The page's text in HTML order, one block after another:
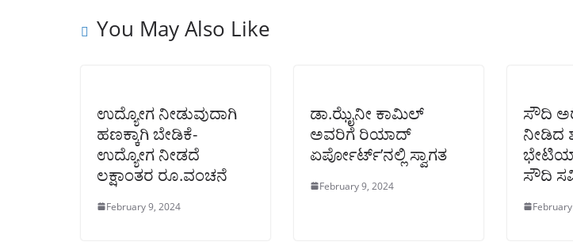
You May Also Like
ಉದ್ಯೋಗ ನೀಡುವುದಾಗಿ
ಹಣಕ್ಕಾಗಿ ಬೇಡಿಕೆ-
ಉದ್ಯೋಗ ನೀಡದೆ
ಲಕ್ಷಾಂತರ ರೂ.ವಂಚನೆ
February 9, 2024
ಡಾ.ಝೈನೀ ಕಾಮಿಲ್
ಅವರಿಗೆ ರಿಯಾದ್‌
ಏರ್ಪೋರ್ಟ್’ನಲ್ಲಿ ಸ್ವಾಗತ
February 9, 2024
ಸೌದಿ
ನೀಡಿದ
ಸೌದಿ